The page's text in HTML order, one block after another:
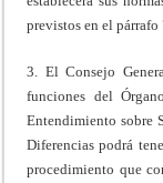
previstos en el párrafo
3. El Consejo
funciones del
Entendimiento sobre
Diferencias podrá
procedimiento que